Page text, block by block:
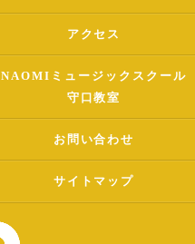
アクセス
NAOMIミュージックスクール
守口教室
お問い合わせ
サイトマップ